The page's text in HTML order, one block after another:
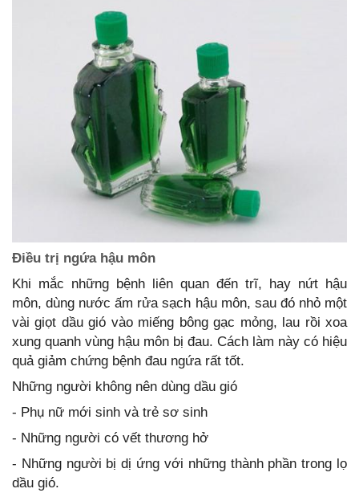
Điều trị ngứa hậu môn
Khi mắc những bệnh liên quan đến trĩ, hay nứt hậu
môn, dùng nước ấm rửa sạch hậu môn, sau đó nhỏ một
vài giọt dầu gió vào miếng bông gạc mỏng, lau rồi xoa
xung quanh vùng hậu môn bị đau. Cách làm này có hiệu
quả giảm chứng bệnh đau ngứa rất tốt.
Những người không nên dùng dầu gió
- Phụ nữ mới sinh và trẻ sơ sinh
- Những người có vết thương hở
- Những người bị dị ứng với những thành phần trong lọ
dầu gió.